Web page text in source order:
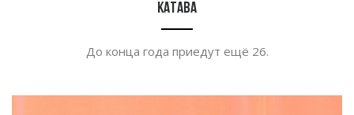
Катава
До конца года приедут ещё 26.